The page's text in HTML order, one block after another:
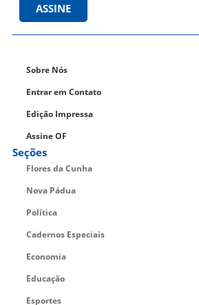
ASSINE
Sobre Nós
Entrar em Contato
Edição Impressa
Assine OF
Seções
Flores da Cunha
Nova Pádua
Política
Cadernos Especiais
Economia
Educação
Esportes